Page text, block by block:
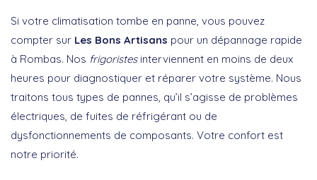
Si votre climatisation tombe en panne, vous pouvez
compter sur Les Bons Artisans pour un dépannage rapide
à Rombas. Nos frigoristesinterviennent en moins de deux
heures pour diagnostiquer et réparer votre système. Nous
traitons tous types de pannes, qu’il s’agisse de problèmes
électriques, de fuites de réfrigérant ou de
dysfonctionnements de composants. Votre confort est
notre priorité.